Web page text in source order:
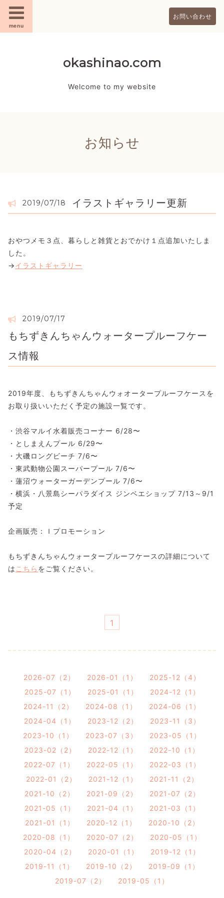
menu
お問い合わせ
okashinao.com
Welcome to my website
お知らせ
2019/07/18 イラストギャラリー更新
おやつメモ３点、暮らしと雑貨とおでかけ１点追加いたしま
した。
→イラストギャラリー
2019/07/17
もちずきんちゃんウォータープルーフケー
ス情報
2019年度、もちずきんちゃんウォオータープルーフケースを
お取り扱いいただく予定の施設一覧です。
・渋谷マルイ水着販売コーナー 6/28〜
・としまえんプール 6/29〜
・大磯ロングビーチ 7/6〜
・東武動物公園スーパープール 7/6〜
・蓮沼ウォーターガーデンプール 7/6〜
・横浜・八景島シーパラダイス ジンベエショップ 7/13～9/1
予定
企画販売：Ｉプロモーション
もちずきんちゃんウォータープルーフケースの詳細について
は こちら をご覧ください。
1
2026-07（2） 2026-01（1）
2025-12（4）
2025-07（1）
2025-01（1）
2024-12（1）
2024-11（2）
2024-08（1）
2024-06（1）
2024-04（1）
2023-12（2）
2023-11（3）
2023-10（1）
2023-07（3）
2023-05（1）
2023-02（2）
2022-12（1）
2022-10（1）
2022-07（1）
2022-05（1）
2022-03（1）
2022-01（2）
2021-12（1）
2021-11（2）
2021-10（2）
2021-09（2）
2021-07（2）
2021-05（1）
2021-04（1）
2021-03（1）
2021-01（1）
2020-12（1）
2020-10（2）
2020-08（1）
2020-07（2）
2020-05（1）
2020-04（2）
2020-01（1）
2019-12（1）
2019-11（1）
2019-10（2）
2019-09（1）
2019-07（2）
2019-05（1）